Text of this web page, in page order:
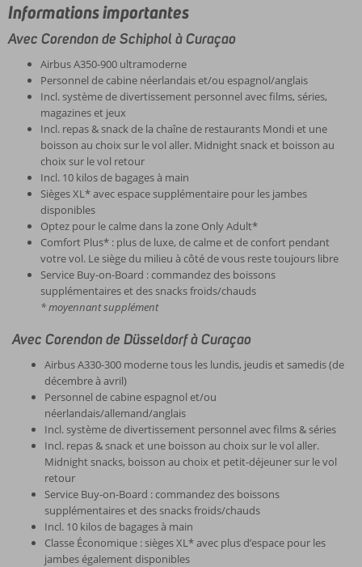
Informations importantes
Avec Corendon de Schiphol à Curaçao
Airbus A350-900 ultramoderne
Personnel de cabine néerlandais et/ou espagnol/anglais
Incl. système de divertissement personnel avec films, séries,
magazines et jeux
Incl. repas & snack de la chaîne de restaurants Mondi et une
boisson au choix sur le vol aller. Midnight snack et boisson au
choix sur le vol retour
Incl. 10 kilos de bagages à main
Sièges XL* avec espace supplémentaire pour les jambes
disponibles
Optez pour le calme dans la zone Only Adult*
Comfort Plus* : plus de luxe, de calme et de confort pendant
votre vol. Le siège du milieu à côté de vous reste toujours libre
Service Buy-on-Board : commandez des boissons
supplémentaires et des snacks froids/chauds
* moyennant supplément
Avec Corendon de Düsseldorf à Curaçao
Airbus A330-300 moderne tous les lundis, jeudis et samedis (de
décembre à avril)
Personnel de cabine espagnol et/ou
néerlandais/allemand/anglais
Incl. système de divertissement personnel avec films & séries
Incl. repas & snack et une boisson au choix sur le vol aller.
Midnight snacks, boisson au choix et petit-déjeuner sur le vol
retour
Service Buy-on-Board : commandez des boissons
supplémentaires et des snacks froids/chauds
Incl. 10 kilos de bagages à main
Classe Économique : sièges XL* avec plus d’espace pour les
jambes également disponibles